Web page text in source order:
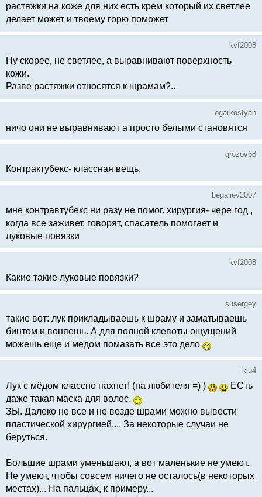
растяжки на коже для них есть крем который их светлее
делает может и твоему горю поможет
kvf2008
Ну скорее, не светлее, а выравнивают поверхность
кожи.
Разве растяжки относятся к шрамам?..
ogarkostyan
ничо они не выравнивают а просто белыми становятся
grozov68
Контрактубекс- классная вещь.
begaliev2007
мне контравтубекс ни разу не помог. хирургия- чере год ,
когда все заживет. говорят, спасатель помогает и
луковые повязки
kvf2008
Какие такие луковые повязки?
susergey
такие вот: лук прикладываешь к шраму и заматываешь
бинтом и воняешь. А для полной клевоты ощущений
можешь еще и медом помазать все это дело
klu4
Лук с мёдом классно пахнет! (на любителя =) )
ЕСть
даже такая маска для волос.
ЗЫ. Далеко не все и не везде шрами можно вывести
пластической хирургией.... За некоторые случаи не
беруться.
Большие шрами уменьшают, а вот маленькие не умеют.
Не умеют, чтобы совсем ничего не осталось(в некоторых
местах)... На пальцах, к примеру...